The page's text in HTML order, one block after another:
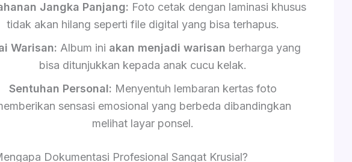
Jangka Panjang: Foto cetak dengan laminasi khusus
tidak akan hilang seperti file digital yang bisa terhapus.
Warisan: Album ini akan menjadi warisan berharga yang
bisa ditunjukkan kepada anak cucu kelak.
Sentuhan Personal: Menyentuh lembaran kertas foto
sensasi emosional yang berbeda dibandingkan
melihat layar ponsel.
Dokumentasi Profesional Sangat Krusial?